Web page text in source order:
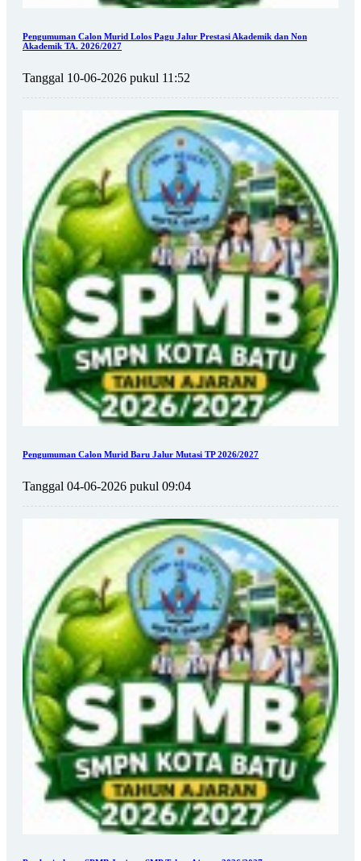
Pengumuman Calon Murid Lolos Pagu Jalur Prestasi Akademik dan Non
Akademik TA. 2026/2027
Tanggal 10-06-2026 pukul 11:52
Pengumuman Calon Murid Baru Jalur Mutasi TP 2026/2027
Tanggal 04-06-2026 pukul 09:04